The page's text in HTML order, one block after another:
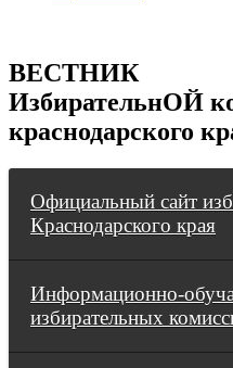
ВЕСТНИК
ИзбирательнОЙ
краснодарского
Официальный сайт
Краснодарского края
Информационно-
избирательных